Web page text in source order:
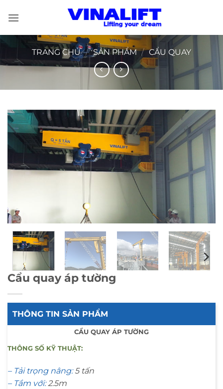
qua
dung
TRANG CHỦ / SẢN PHẨM / CẨU QUAY
Cẩu quay áp tường
THÔNG TIN SẢN PHẨM
CẨU QUAY ÁP TƯỜNG
THÔNG SỐ KỸ THUẬT:
– Tải trọng nâng:5 tấn
– Tầm với:2.5m